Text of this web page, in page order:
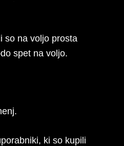
so na voljo prosta
spet na voljo.
ki so kupili